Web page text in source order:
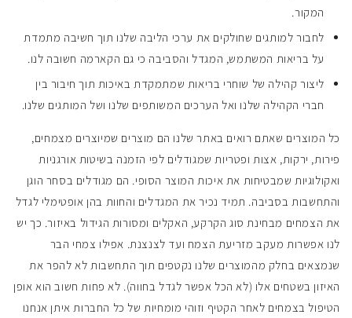
המקור.
לחבור למותגים שחולקים את ערכי הליבה שלנו תוך חשיבה מתמדת
על בריאות המשתמש, המגדל והסביבה כי גם הקארמה חשובה לנו.
ליצור קהילה של שוחרי בריאות שמתמקדת באיכות תוך חיבור בין
חברי הקהילה שלנו ואל הערכים המשותפים שלנו ושל המותגים שלנו.
כל המוצרים שאתם רואים באתר שלנו הם מוצרים שמיוצרים מצמחים,
פירות, ירקות, אצות ופטריות שמגודלים לפי הזמנה בשיטות אורגניות
ואקולוגיות שמבטיחות את איכות המוצר הסופי. הם מגודלים בסחר הוגן
והתחשבות בסביבה. תמיד נכיר את המגדלים והחוות בהן אופטימלי לגדל
את הצמחים מבחינת סוג הקרקע, האקלים ומסורות הגידול באיזור. כך יש
לנו אפשרות מעקב מזריעת הצמח ועד לצנצנת. אפילו צמחי הבר
שנמצאים בחלק מהמוצרים שלנו נקטפים תוך התחשבות לא להפר את
האיזון בשטחים אלו (לא הכל אפשר לגדל בחווה). לא פחות חשוב הוא אופן
הטיפול בצמחים לאחר הקטיף וזוהי מומחיות של כל החברות איתן אנחנו